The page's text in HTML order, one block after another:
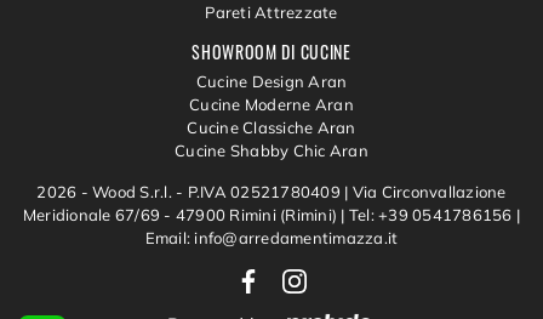
SHOWROOM DI CUCINE
Cucine Design Aran
Cucine Moderne Aran
Cucine Classiche Aran
Cucine Shabby Chic Aran
Pareti Attrezzate
2026 - Wood S.r.l. - P.IVA 02521780409 | Via Circonvallazione
Meridionale 67/69 - 47900 Rimini (Rimini) | Tel: +39 0541786156 |
Email: info@arredamentimazza.it